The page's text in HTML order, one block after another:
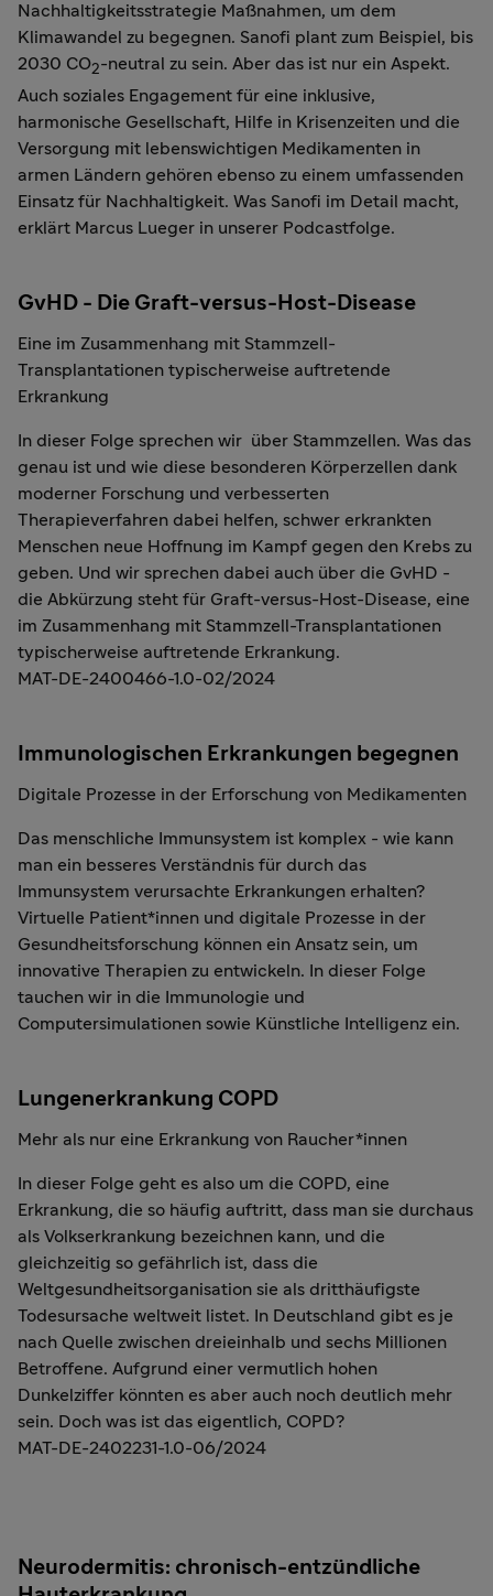
Nachhaltigkeitsstrategie Maßnahmen, um dem
Klimawandel zu begegnen. Sanofi plant zum Beispiel, bis
2030 CO2-neutral zu sein. Aber das ist nur ein Aspekt.
Auch soziales Engagement für eine inklusive,
harmonische Gesellschaft, Hilfe in Krisenzeiten und die
Versorgung mit lebenswichtigen Medikamenten in
armen Ländern gehören ebenso zu einem umfassenden
Einsatz für Nachhaltigkeit. Was Sanofi im Detail macht,
erklärt Marcus Lueger in unserer Podcastfolge.
GvHD - Die Graft-versus-Host-Disease
Eine im Zusammenhang mit Stammzell-
Transplantationen typischerweise auftretende
Erkrankung
In dieser Folge sprechen wir über Stammzellen. Was das
genau ist und wie diese besonderen Körperzellen dank
moderner Forschung und verbesserten
Therapieverfahren dabei helfen, schwer erkrankten
Menschen neue Hoffnung im Kampf gegen den Krebs zu
geben. Und wir sprechen dabei auch über die GvHD -
die Abkürzung steht für Graft-versus-Host-Disease, eine
im Zusammenhang mit Stammzell-Transplantationen
typischerweise auftretende Erkrankung.
MAT-DE-2400466-1.0-02/2024
Immunologischen Erkrankungen begegnen
Digitale Prozesse in der Erforschung von Medikamenten
Das menschliche Immunsystem ist komplex - wie kann
man ein besseres Verständnis für durch das
Immunsystem verursachte Erkrankungen erhalten?
Virtuelle Patient*innen und digitale Prozesse in der
Gesundheitsforschung können ein Ansatz sein, um
innovative Therapien zu entwickeln. In dieser Folge
tauchen wir in die Immunologie und
Computersimulationen sowie Künstliche Intelligenz ein.
Lungenerkrankung COPD
Mehr als nur eine Erkrankung von Raucher*innen
In dieser Folge geht es also um die COPD, eine
Erkrankung, die so häufig auftritt, dass man sie durchaus
als Volkserkrankung bezeichnen kann, und die
gleichzeitig so gefährlich ist, dass die
Weltgesundheitsorganisation sie als dritthäufigste
Todesursache weltweit listet. In Deutschland gibt es je
nach Quelle zwischen dreieinhalb und sechs Millionen
Betroffene. Aufgrund einer vermutlich hohen
Dunkelziffer könnten es aber auch noch deutlich mehr
sein. Doch was ist das eigentlich, COPD?
MAT-DE-2402231-1.0-06/2024
Neurodermitis: chronisch-entzündliche